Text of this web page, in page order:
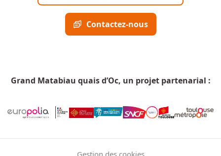
Contactez-nous
Grand Matabiau quais d’Oc, un projet partenarial :